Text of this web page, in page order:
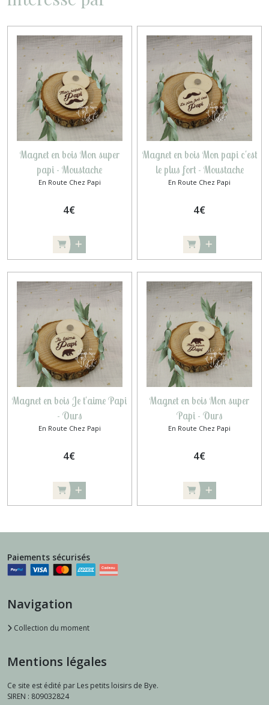
Magnet en bois Mon super
papi - Moustache
En Route Chez Papi
4€
Magnet en bois Mon papi c'est
le plus fort - Moustache
En Route Chez Papi
4€
Magnet en bois Je t'aime Papi
- Ours
En Route Chez Papi
4€
Magnet en bois Mon super
Papi - Ours
En Route Chez Papi
4€
Paiements sécurisés
Navigation
Collection du moment
Mentions légales
Ce site est édité par Les petits loisirs de Bye.
SIREN : 809032824